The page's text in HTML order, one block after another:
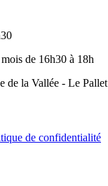
de 16h30 à 18h
de la Vallée - Le Pallet
de confidentialité